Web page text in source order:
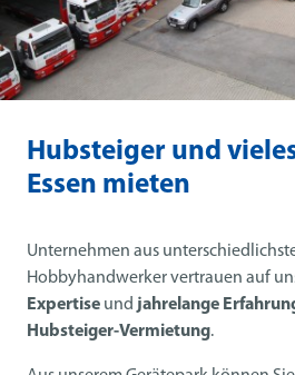
Hubsteiger und
Essen mieten
Unternehmen aus
Hobbyhandwerker vertrauen auf
Expertise und jahrelange
Hubsteiger-Vermietung.